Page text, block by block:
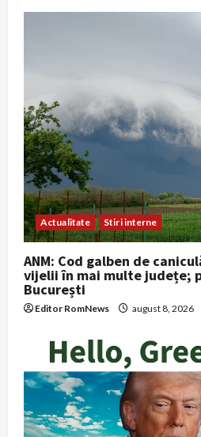
Actualitate Stiri interne
ANM: Cod galben de
vijelii în mai multe județe;
București
Editor RomNews august 8, 2026